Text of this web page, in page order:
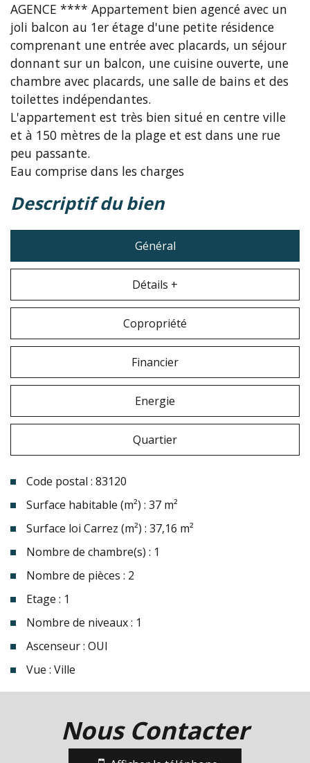
AGENCE **** Appartement bien agencé avec un
joli balcon au 1er étage d'une petite résidence
comprenant une entrée avec placards, un séjour
donnant sur un balcon, une cuisine ouverte, une
chambre avec placards, une salle de bains et des
toilettes indépendantes.
L'appartement est très bien situé en centre ville
et à 150 mètres de la plage et est dans une rue
peu passante.
Eau comprise dans les charges
descriptif du bien
Général
Détails +
Copropriété
Financier
Energie
Quartier
Code postal : 83120
Surface habitable (m²) : 37 m²
Surface loi Carrez (m²) : 37,16 m²
Nombre de chambre(s) : 1
Nombre de pièces : 2
Etage : 1
Nombre de niveaux : 1
Ascenseur : OUI
Vue : Ville
la ville de sainte-maxime (83120)
Nous Contacter